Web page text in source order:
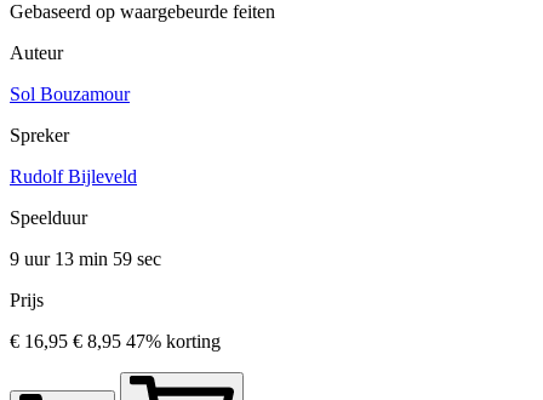
Gebaseerd op waargebeurde feiten
Auteur
Sol Bouzamour
Spreker
Rudolf Bijleveld
Speelduur
9 uur 13 min 59 sec
Prijs
€ 16,95 € 8,95 47% korting